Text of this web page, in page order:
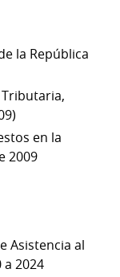
la República
en la
2009
Asistencia al
2024